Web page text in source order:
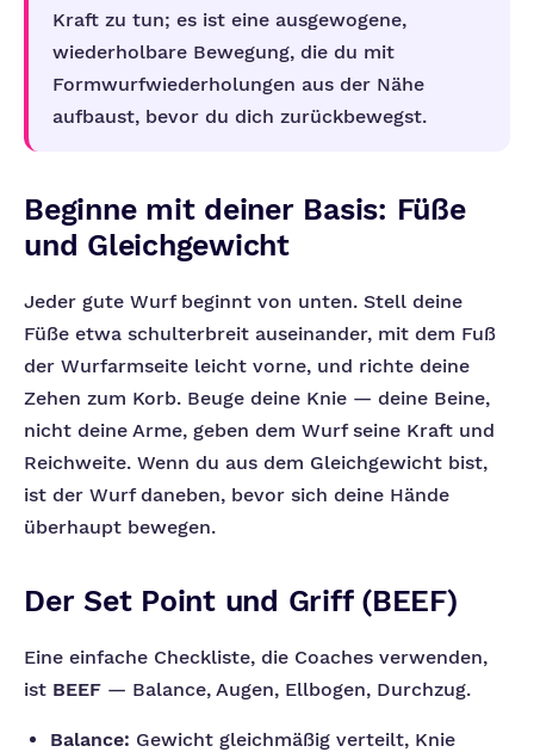
Kraft zu tun; es ist eine ausgewogene,
wiederholbare Bewegung, die du mit
Formwurfwiederholungen aus der Nähe
aufbaust, bevor du dich zurückbewegst.
Beginne mit deiner Basis: Füße
und Gleichgewicht
Jeder gute Wurf beginnt von unten. Stell deine
Füße etwa schulterbreit auseinander, mit dem Fuß
der Wurfarmseite leicht vorne, und richte deine
Zehen zum Korb. Beuge deine Knie — deine Beine,
nicht deine Arme, geben dem Wurf seine Kraft und
Reichweite. Wenn du aus dem Gleichgewicht bist,
ist der Wurf daneben, bevor sich deine Hände
überhaupt bewegen.
Der Set Point und Griff (BEEF)
Eine einfache Checkliste, die Coaches verwenden,
ist BEEF — Balance, Augen, Ellbogen, Durchzug.
Balance: Gewicht gleichmäßig verteilt, Knie